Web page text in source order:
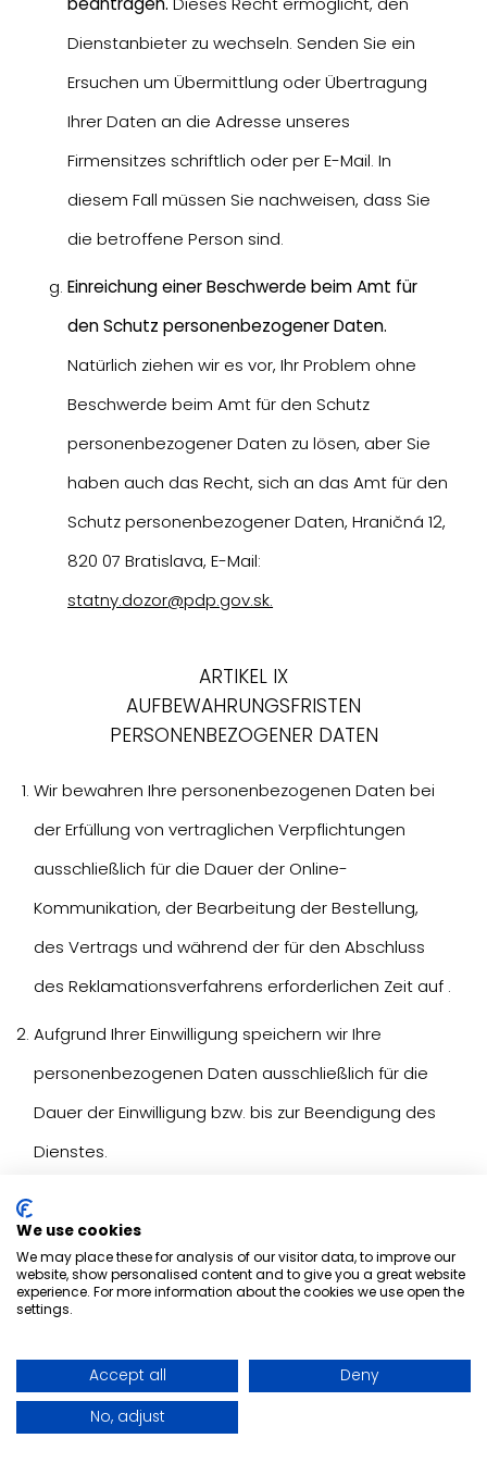
Dienstanbieter zu wechseln. Senden Sie ein
Ersuchen um Übermittlung oder Übertragung
Ihrer Daten an die Adresse unseres
Firmensitzes schriftlich oder per E-Mail. In
diesem Fall müssen Sie nachweisen, dass Sie
die betroffene Person sind.
Einreichung einer Beschwerde beim Amt für
den Schutz personenbezogener Daten.
Natürlich ziehen wir es vor, Ihr Problem ohne
Beschwerde beim Amt für den Schutz
personenbezogener Daten zu lösen, aber Sie
haben auch das Recht, sich an das Amt für den
Schutz personenbezogener Daten, Hraničná 12,
820 07 Bratislava, E-Mail:
statny.dozor@pdp.gov.sk.
ARTIKEL IX
AUFBEWAHRUNGSFRISTEN
PERSONENBEZOGENER DATEN
Wir bewahren Ihre personenbezogenen Daten bei
der Erfüllung von vertraglichen Verpflichtungen
ausschließlich für die Dauer der Online-
Kommunikation, der Bearbeitung der Bestellung,
des Vertrags und während der für den Abschluss
des Reklamationsverfahrens erforderlichen Zeit auf .
Aufgrund Ihrer Einwilligung speichern wir Ihre
personenbezogenen Daten ausschließlich für die
Dauer der Einwilligung bzw. bis zur Beendigung des
Dienstes.
aufgrund eines berechtigten Interesses nur für die
Dauer des berechtigten Interesses.
Wir werden Ihre persönlichen Daten nicht länger als
nötig aufbewahren.
ARTIKEL X
We use cookies
We may place these for analysis of our visitor data, to improve our
website, show personalised content and to give you a great website
experience. For more information about the cookies we use open the
settings.
Accept all
Deny
No, adjust